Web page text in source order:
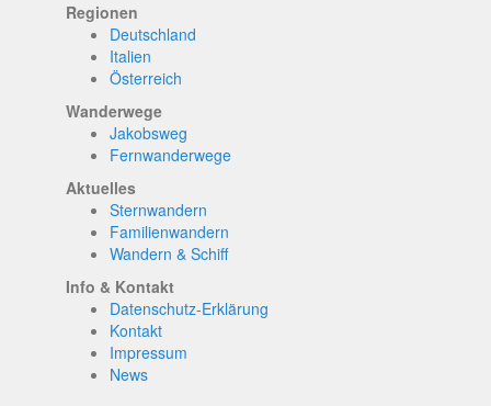
Regionen
Deutschland
Italien
Österreich
Wanderwege
Jakobsweg
Fernwanderwege
Aktuelles
Sternwandern
Familienwandern
Wandern & Schiff
Info & Kontakt
Datenschutz-Erklärung
Kontakt
Impressum
News